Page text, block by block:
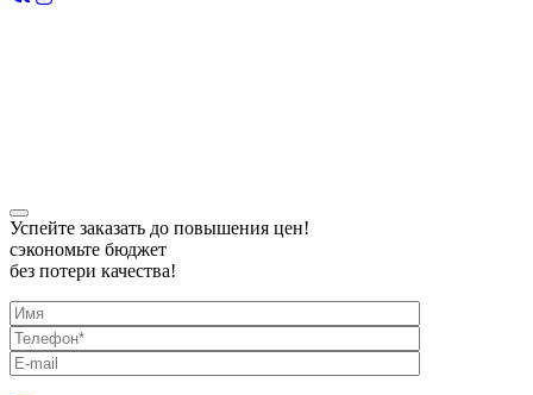
Успейте заказать до повышения цен!
сэкономьте бюджет
без потери качества!